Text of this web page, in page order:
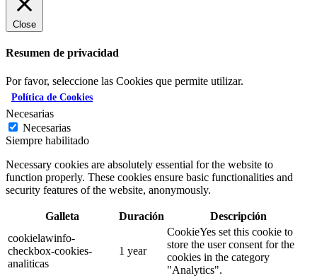
Close
Resumen de privacidad
Por favor, seleccione las Cookies que permite utilizar.
Política de Cookies
Necesarias
Necesarias
Siempre habilitado
Necessary cookies are absolutely essential for the website to
function properly. These cookies ensure basic functionalities and
security features of the website, anonymously.
Galleta Duración
Descripción
cookielawinfo-
checkbox-cookies-
analiticas
1 year
CookieYes set this cookie to
store the user consent for the
cookies in the category
"Analytics".